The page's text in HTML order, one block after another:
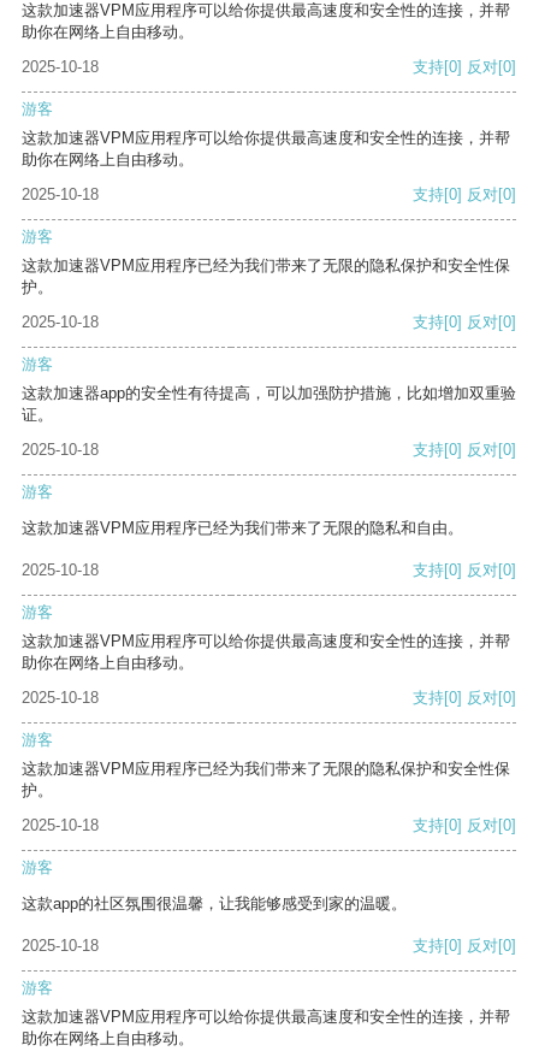
这款加速器VPM应用程序可以给你提供最高速度和安全性的连接，并帮
助你在网络上自由移动。
2025-10-18
支持[0] 反对[0]
游客
这款加速器VPM应用程序可以给你提供最高速度和安全性的连接，并帮
助你在网络上自由移动。
2025-10-18
支持[0] 反对[0]
游客
这款加速器VPM应用程序已经为我们带来了无限的隐私保护和安全性保
护。
2025-10-18
支持[0] 反对[0]
游客
这款加速器app的安全性有待提高，可以加强防护措施，比如增加双重验
证。
2025-10-18
支持[0] 反对[0]
游客
这款加速器VPM应用程序已经为我们带来了无限的隐私和自由。
2025-10-18 支持[0] 反对[0]
游客
这款加速器VPM应用程序可以给你提供最高速度和安全性的连接，并帮
助你在网络上自由移动。
2025-10-18
支持[0] 反对[0]
游客
这款加速器VPM应用程序已经为我们带来了无限的隐私保护和安全性保
护。
2025-10-18
支持[0] 反对[0]
游客
这款app的社区氛围很温馨，让我能够感受到家的温暖。
2025-10-18 支持[0] 反对[0]
游客
这款加速器VPM应用程序可以给你提供最高速度和安全性的连接，并帮
助你在网络上自由移动。